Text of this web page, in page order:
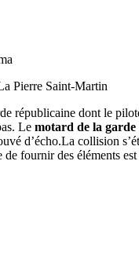
Pierre Saint-Martin
républicaine dont le
Le motard de la garde
d’écho.La collision
fournir des éléments